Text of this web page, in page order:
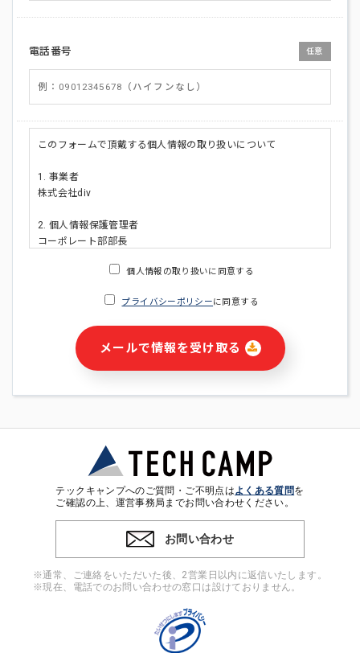
電話番号 任意
このフォームで頂戴する個人情報の取り扱いについて
1. 事業者
株式会社div
2. 個人情報保護管理者
コーポレート部部長
・ご請求された資料の送付のため
・本サービス及び本サービスに関連する情報(当社及び第三者の
サービス又は商品等の広告配信・宣伝を含みますが、それらに
・個人(法人の場合は担当者)を識別できない形式に加工した統
計情報の作成および利用
※上記の利用目的に基づいた本人への連絡及び配信について
4. 個人情報の第三者提供
ンをとるために、氏名等の一部の情報をサービス内で使用する
チャットツールで発信することにより、本サービスの他の利用
者等に提供することがあります。
個人情報の取り扱いに同意する
プライバシーポリシーに同意する
メールで情報を受け取る
テックキャンプへのご質問・ご不明点はよくある質問を
ご確認の上、運営事務局までお問い合わせください。
お問い合わせ
※通常、ご連絡をいただいた後、2営業日以内に返信いたします。
※現在、電話でのお問い合わせの窓口は設けておりません。